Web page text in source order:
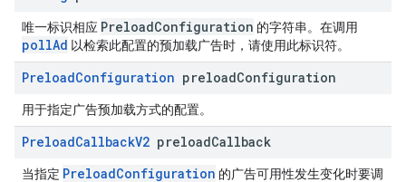
唯一标识相应 PreloadConfiguration 的字符串。在调用
pollAd 以检索此配置的预加载广告时，请使用此标识符。
PreloadConfiguration preloadConfiguration
用于指定广告预加载方式的配置。
PreloadCallbackV2 preloadCallback
当指定 PreloadConfiguration 的广告可用性发生变化时要调